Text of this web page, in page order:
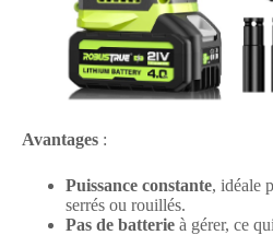
Avantages :
Puissance constante, idéale
serrés ou rouillés.
Pas de batterie à gérer, ce